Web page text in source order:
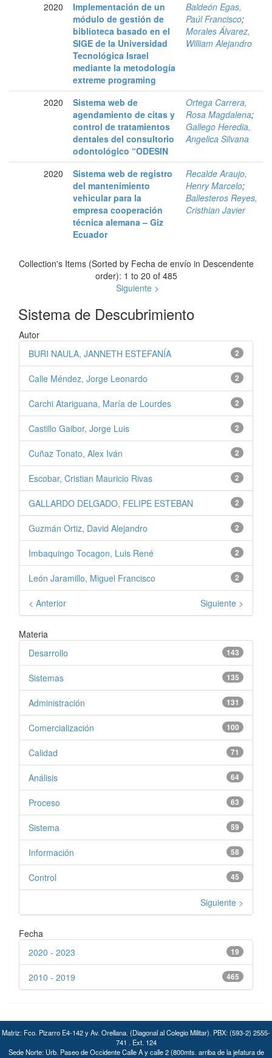
2020
Implementación de un
módulo de gestión de
biblioteca basado en el
SIGE de la Universidad
Tecnológica Israel
mediante la metodología
extreme programing
Baldeón Egas,
Paúl Francisco;
Morales Álvarez,
William Alejandro
2020
Sistema web de
agendamiento de citas y
control de tratamientos
dentales del consultorio
odontológico “ODESIN
Ortega Carrera,
Rosa Magdalena;
Gallego Heredia,
Angelica Silvana
2020
Sistema web de registro
del mantenimiento
vehicular para la
empresa cooperación
técnica alemana – Giz
Ecuador
Recalde Araujo,
Henry Marcelo;
Ballesteros Reyes,
Cristhian Javier
Collection's Items (Sorted by Fecha de envío in Descendente
order): 1 to 20 of 485
Siguiente >
Sistema de Descubrimiento
Autor
2
BURI NAULA, JANNETH ESTEFANÍA
2
Calle Méndez, Jorge Leonardo
2
Carchi Atariguana, María de Lourdes
2
Castillo Gaibor, Jorge Luis
2
Cuñaz Tonato, Alex Iván
2
Escobar, Cristian Mauricio Rivas
2
GALLARDO DELGADO, FELIPE ESTEBAN
2
Guzmán Ortiz, David Alejandro
2
Imbaquingo Tocagon, Luis René
2
León Jaramillo, Miguel Francisco
< Anterior Siguiente >
Materia
143
Desarrollo
135
Sistemas
131
Administración
100
Comercialización
71
Calidad
64
Análisis
63
Proceso
59
Sistema
58
Información
45
Control
Siguiente >
Fecha
19
2020 - 2023
465
2010 - 2019
Matriz: Fco. Pizarro E4-142 y Av. Orellana. (Diagonal al Colegio Militar). PBX: (593-2) 2555-
741 . Ext. 124
Sede Norte: Urb. Paseo de Occidente Calle A y calle 2 (800mts. arriba de la jefatura de